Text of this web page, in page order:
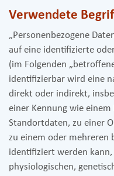
Verwendete
„Personenbezogene
auf eine identifizierte
(im Folgenden
identifizierbar wird eine
direkt oder indirekt,
einer Kennung wie
Standortdaten, zu einer
zu einem oder mehreren
identifiziert werden
physiologischen,